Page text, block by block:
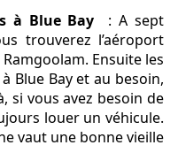
à Blue Bay
: A sept
trouverez l’aéroport
Ensuite les
Blue Bay et au besoin,
si vous avez besoin de
louer un véhicule.
vaut une bonne vieille